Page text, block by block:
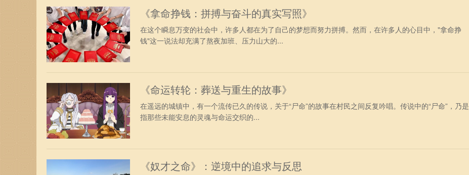
《拿命挣钱：拼搏与奋斗的真实写照》
在这个瞬息万变的社会中，许多人都在为了自己的梦想而努力拼搏。然而，在许多人的心目中，"拿命挣
钱"这一说法却充满了熬夜加班、压力山大的...
《命运转轮：葬送与重生的故事》
在遥远的城镇中，有一个流传已久的传说，关于“尸命”的故事在村民之间反复吟唱。传说中的“尸命”，乃是
指那些未能安息的灵魂与命运交织的...
《奴才之命》：逆境中的追求与反思